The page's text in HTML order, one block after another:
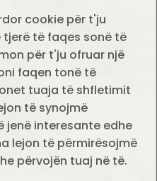
cookie për t'ju
të faqes sonë të
për t'ju ofruar një
faqen tonë të
tuaja të shfletimit
të synojmë
jenë interesante edhe
lejon të përmirësojmë
përvojën tuaj në të.